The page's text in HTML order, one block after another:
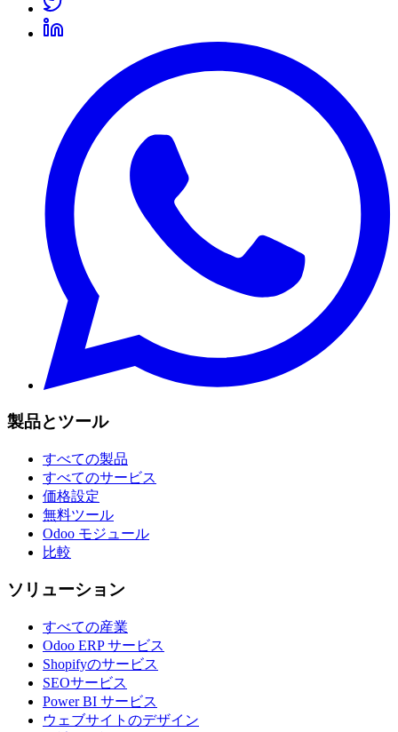
製品とツール
すべての製品
すべてのサービス
価格設定
無料ツール
Odoo モジュール
比較
ソリューション
すべての産業
Odoo ERP サービス
Shopifyのサービス
SEOサービス
Power BI サービス
ウェブサイトのデザイン